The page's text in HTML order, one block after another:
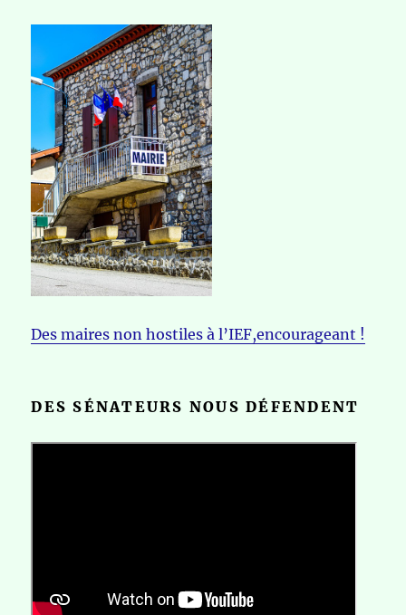
Des maires non hostiles à l’IEF,encourageant !
DES SÉNATEURS NOUS DÉFENDENT